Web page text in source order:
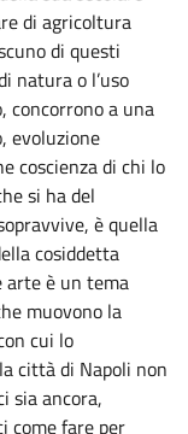
di agricoltura
di questi
natura o l’uso
concorrono a una
evoluzione
coscienza di chi lo
si ha del
è quella
cosiddetta
arte è un tema
muovono la
cui lo
città di Napoli non
sia ancora,
come fare per